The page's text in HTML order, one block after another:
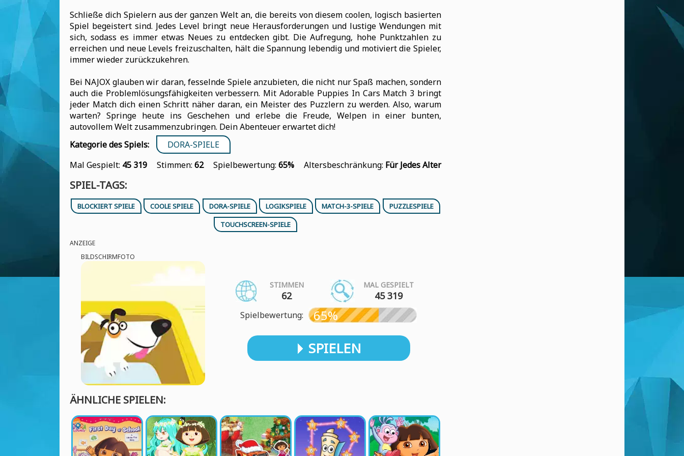
Schließe dich Spielern aus der ganzen Welt an, die bereits von diesem coolen, logisch basierten
Spiel begeistert sind. Jedes Level bringt neue Herausforderungen und lustige Wendungen mit
sich, sodass es immer etwas Neues zu entdecken gibt. Die Aufregung, hohe Punktzahlen zu
erreichen und neue Levels freizuschalten, hält die Spannung lebendig und motiviert die Spieler,
immer wieder zurückzukehren.
Bei NAJOX glauben wir daran, fesselnde Spiele anzubieten, die nicht nur Spaß machen, sondern
auch die Problemlösungsfähigkeiten verbessern. Mit Adorable Puppies In Cars Match 3 bringt
jeder Match dich einen Schritt näher daran, ein Meister des Puzzlern zu werden. Also, warum
warten? Springe heute ins Geschehen und erlebe die Freude, Welpen in einer bunten,
autovollem Welt zusammenzubringen. Dein Abenteuer erwartet dich!
Kategorie des Spiels:
DORA-SPIELE
Mal Gespielt: 45 319 Stimmen: 62 Spielbewertung: 65% Altersbeschränkung: Für Jedes Alter
SPIEL-TAGS:
BLOCKIERT SPIELE COOLE SPIELE DORA-SPIELE LOGIKSPIELE MATCH-3-SPIELE
PUZZLESPIELE
TOUCHSCREEN-SPIELE
ANZEIGE
BILDSCHIRMFOTO
STIMMEN
62
MAL GESPIELT
45 319
Spielbewertung: 65%
SPIELEN
ÄHNLICHE SPIELEN: